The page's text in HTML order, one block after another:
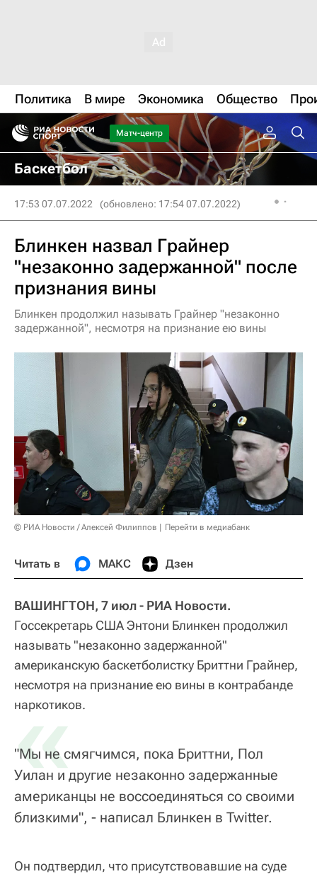
Политика В мире Экономика Общество
Матч-центр
Баскетбол
17:53 07.07.2022 (обновлено: 17:54 07.07.2022)
Блинкен назвал Грайнер
"незаконно задержанной" после
признания вины
Блинкен продолжил называть Грайнер "незаконно
задержанной", несмотря на признание ею вины
© РИА Новости / Алексей Филиппов Перейти в медиабанк
Читать в МАКС Дзен
ВАШИНГТОН, 7 июл - РИА Новости.
Госсекретарь США Энтони Блинкен продолжил
называть "незаконно задержанной"
американскую баскетболистку Бриттни Грайнер,
несмотря на признание ею вины в контрабанде
наркотиков.
«
"Мы не смягчимся, пока Бриттни, Пол
Уилан и другие незаконно задержанные
американцы не воссоединяться со своими
близкими", - написал Блинкен в Twitter.
Он подтвердил, что присутствовавшие на суде